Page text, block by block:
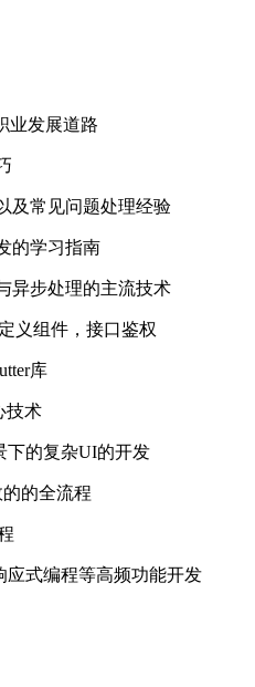
业发展道路
及常见问题处理经验
的学习指南
异步处理的主流技术
义组件，接口鉴权
库
技术
下的复杂UI的开发
的全流程
应式编程等高频功能开发